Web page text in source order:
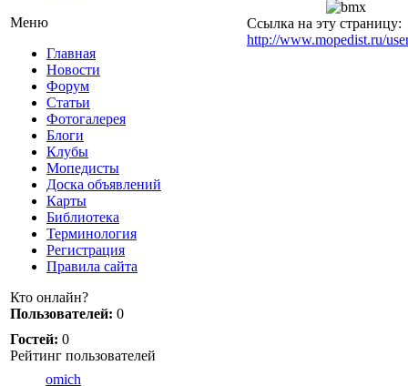
Меню
Главная
Новости
Форум
Статьи
Фотогалерея
Блоги
Клубы
Мопедисты
Доска объявлений
Карты
Библиотека
Терминология
Регистрация
Правила сайта
Кто онлайн?
Пользователей: 0
Гостей: 0
Рейтинг пользователей
omich
Ссылка на эту страницу:
http://www.mopedist.ru/